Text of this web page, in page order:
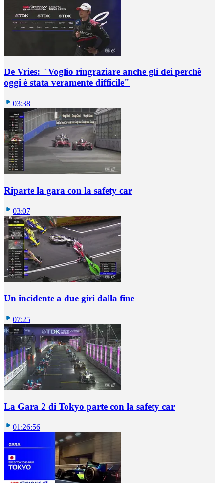
De Vries: "Voglio ringraziare anche gli dei perchè
oggi è stata veramente difficile"
03:38
Riparte la gara con la safety car
03:07
Un incidente a due giri dalla fine
07:25
La Gara 2 di Tokyo parte con la safety car
01:26:56